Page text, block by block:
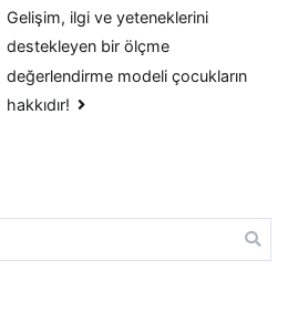
Gelişim, ilgi ve yeteneklerini
destekleyen bir ölçme
değerlendirme modeli çocukların
hakkıdır!